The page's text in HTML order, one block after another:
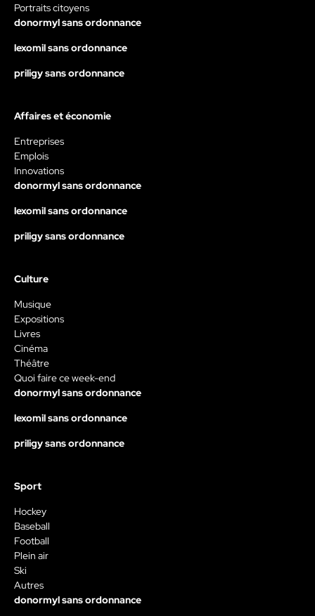
Portraits citoyens
donormyl sans ordonnance
lexomil sans ordonnance
priligy sans ordonnance
Affaires et économie
Entreprises
Emplois
Innovations
donormyl sans ordonnance
lexomil sans ordonnance
priligy sans ordonnance
Culture
Musique
Expositions
Livres
Cinéma
Théâtre
Quoi faire ce week-end
donormyl sans ordonnance
lexomil sans ordonnance
priligy sans ordonnance
Sport
Hockey
Baseball
Football
Plein air
Ski
Autres
donormyl sans ordonnance